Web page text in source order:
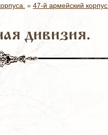
» 47-й армейский корпус.
дивизия.